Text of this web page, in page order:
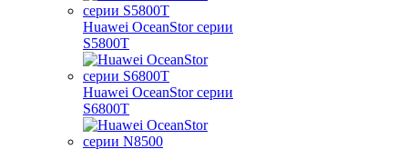
Huawei OceanStor серии
S5800T
Huawei OceanStor серии
S6800T